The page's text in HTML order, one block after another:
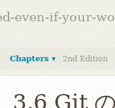
even-if-your-
Chapters ▾ 2nd Edition
3.6 Git